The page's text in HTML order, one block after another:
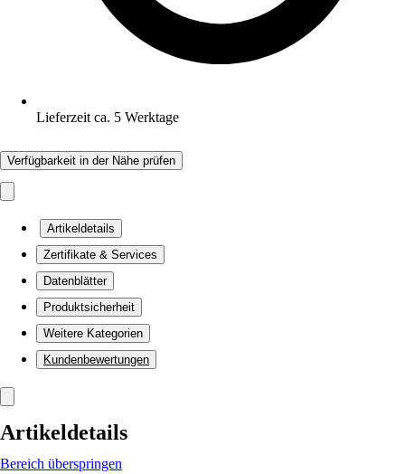
Lieferzeit ca. 5 Werktage
Verfügbarkeit in der Nähe prüfen
Artikeldetails
Zertifikate & Services
Datenblätter
Produktsicherheit
Weitere Kategorien
Kundenbewertungen
Artikeldetails
Bereich überspringen